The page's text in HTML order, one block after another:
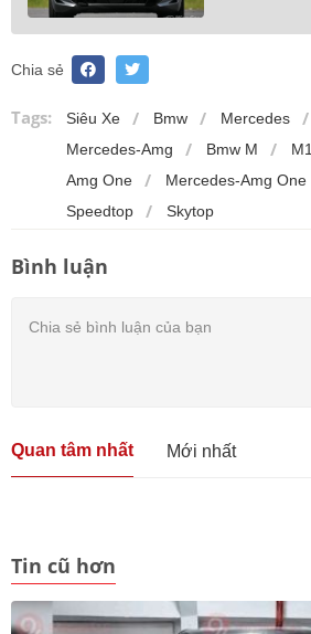
Chia sẻ
Tags: Siêu Xe Bmw Mercedes
Mercedes-Amg
Bmw M M1
Amg One
Mercedes-Amg One
Speedtop
Skytop
Bình luận
Quan tâm nhất Mới nhất
Tin cũ hơn